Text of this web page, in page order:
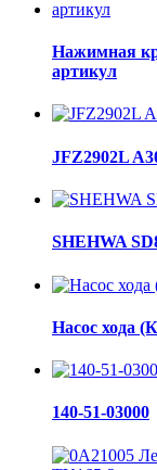
Нажимная
артикул
JFZ2902L
SHEHWA
Насос хода
140-51-03000